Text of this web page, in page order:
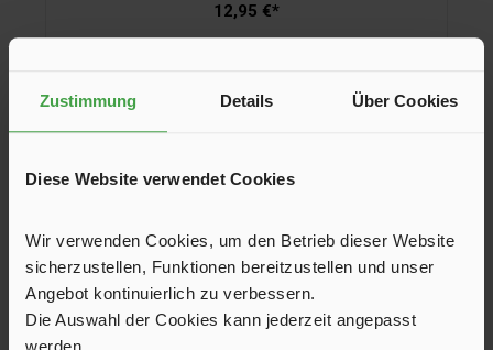
Zustimmung Details Über Cookies
Diese Website verwendet Cookies
Wir verwenden Cookies, um den Betrieb dieser Website
sicherzustellen, Funktionen bereitzustellen und unser
Angebot kontinuierlich zu verbessern.
Die Auswahl der Cookies kann jederzeit angepasst
werden.
12,95 €*